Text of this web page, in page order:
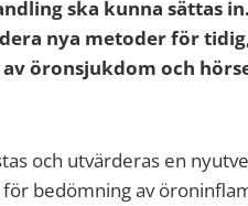
ska kunna sättas
nya metoder för
öronsjukdom och
och utvärderas en
bedömning av